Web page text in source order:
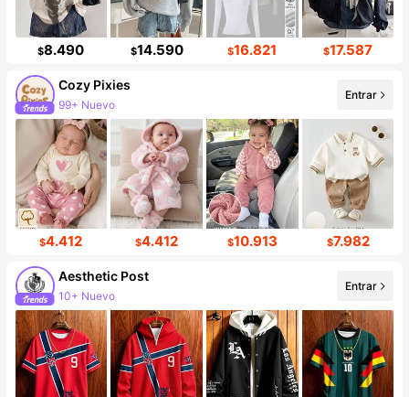
$8.490 $14.590 $16.821 $17.587
Cozy Pixies
99+ Nuevo
Entrar
$4.412 $4.412 $10.913 $7.982
Aesthetic Post
10+ Nuevo
101K seguidores
Entrar